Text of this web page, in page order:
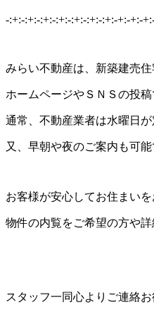
-:+:-:+:-:+:-:+:-:+:-:+:-:+:-+:-+:-
みらい不動産は、新築建売
ホームページやＳＮＳの投
通常、不動産業者は水曜日
又、早朝や夜のご案内も可能
お客様が安心してお住まい
物件の内覧をご希望の方や
スタッフ一同心よりご連絡